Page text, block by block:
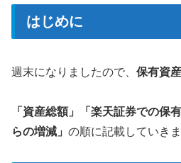
はじめに
週末になりましたので、 保有資産
「資産総額」「楽天証券での保
らの増減」 の順に記載していきま